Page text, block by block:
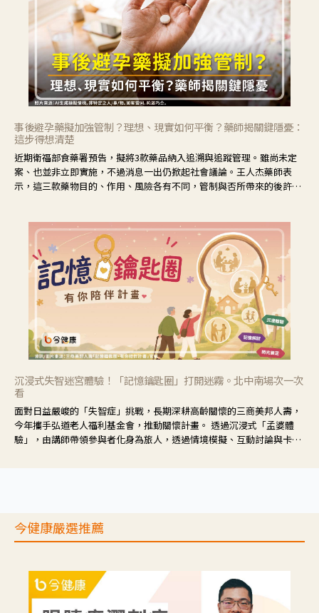
事後避孕藥擬加強管制？理想、現實如何平衡？藥師揭關鍵隱憂：
這步得想清楚
近期衛福部食藥署預告，擬將3款藥品納入追溯與追蹤管理。雖尚未定
案、也並非立即實施，不過消息一出仍掀起社會議論。王人杰藥師表
示，這三款藥物目的、作用、風險各有不同，管制與否所帶來的後許影
沉浸式失智迷宮體驗！「記憶鑰匙圈」打開迷霧。北中南場次一次
看
面對日益嚴峻的「失智症」挑戰，長期深耕高齡關懷的三商美邦人壽，
今年攜手弘道老人福利基金會，推動關懷計畫。 透過沉浸式「孟婆體
驗」，由講師帶領參與者化身為旅人，透過情境模擬、互動討論與卡牌
今健康嚴選推薦